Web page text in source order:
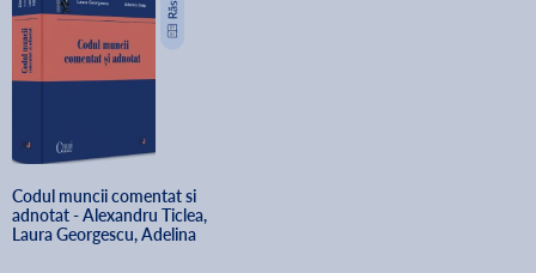
Codul muncii comentat si
adnotat - Alexandru Ticlea,
Laura Georgescu, Adelina